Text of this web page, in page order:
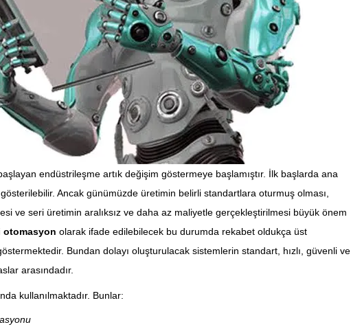
endüstrileşme artık değişim göstermeye başlamıştır. İlk başlarda ana
Ancak günümüzde üretimin belirli standartlara oturmuş olması,
ve seri üretimin aralıksız ve daha az maliyetle gerçekleştirilmesi büyük önem
otomasyon olarak ifade edilebilecek bu durumda rekabet oldukça üst
Bundan dolayı oluşturulacak sistemlerin standart, hızlı, güvenli ve
arasındadır.
kullanılmaktadır. Bunlar: